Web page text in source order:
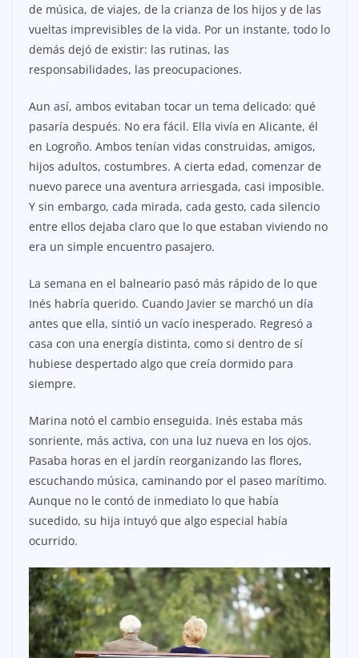
de música, de viajes, de la crianza de los hijos y de las
vueltas imprevisibles de la vida. Por un instante, todo lo
demás dejó de existir: las rutinas, las
responsabilidades, las preocupaciones.
Aun así, ambos evitaban tocar un tema delicado: qué
pasaría después. No era fácil. Ella vivía en Alicante, él
en Logroño. Ambos tenían vidas construidas, amigos,
hijos adultos, costumbres. A cierta edad, comenzar de
nuevo parece una aventura arriesgada, casi imposible.
Y sin embargo, cada mirada, cada gesto, cada silencio
entre ellos dejaba claro que lo que estaban viviendo no
era un simple encuentro pasajero.
La semana en el balneario pasó más rápido de lo que
Inés habría querido. Cuando Javier se marchó un día
antes que ella, sintió un vacío inesperado. Regresó a
casa con una energía distinta, como si dentro de sí
hubiese despertado algo que creía dormido para
siempre.
Marina notó el cambio enseguida. Inés estaba más
sonriente, más activa, con una luz nueva en los ojos.
Pasaba horas en el jardín reorganizando las flores,
escuchando música, caminando por el paseo marítimo.
Aunque no le contó de inmediato lo que había
sucedido, su hija intuyó que algo especial había
ocurrido.